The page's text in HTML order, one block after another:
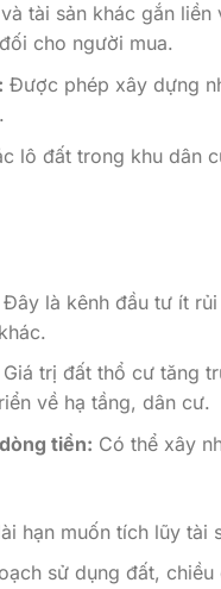
tài sản khác gắn
cho người mua.
Được phép xây dựng
lô đất trong khu dân
Đây là kênh đầu tư ít
Giá trị đất thổ cư tăng
về hạ tầng, dân cư.
tiền: Có thể xây
hạn muốn tích lũy
sử dụng đất,